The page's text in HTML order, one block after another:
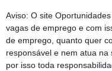
Aviso: O site
vagas de emprego e com
de emprego, quanto quer
responsável e nem atua
por isso toda